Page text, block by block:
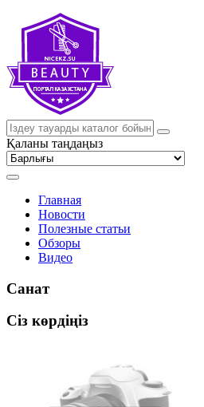
Қаланы таңдаңыз
Главная
Новости
Полезные статьи
Обзоры
Видео
Санат
Сіз көрдіңіз